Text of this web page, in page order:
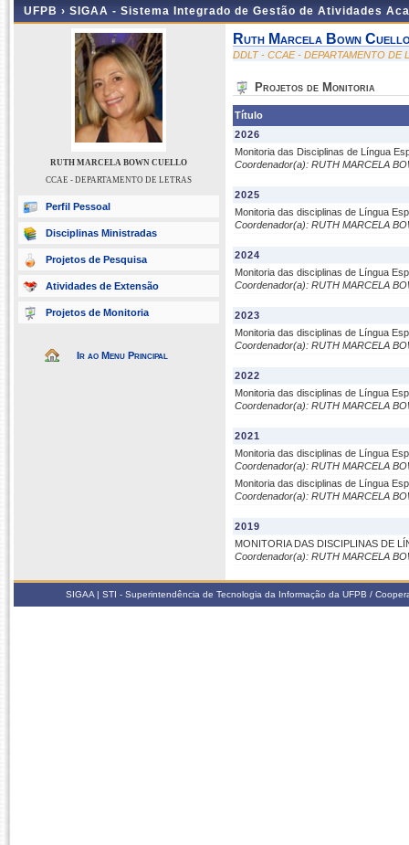
UFPB › SIGAA - Sistema Integrado de Gestão de Atividades
RUTH MARCELA BOWN CUELLO
CCAE - DEPARTAMENTO DE LETRAS
Perfil Pessoal
Disciplinas Ministradas
Projetos de Pesquisa
Atividades de Extensão
Projetos de Monitoria
Ir ao Menu Principal
Ruth Marcela Bown
DDLT - CCAE - DEPARTAMENTO DE
Projetos de Monitoria
Título
2026
Monitoria das Disciplinas de Língua
Coordenador(a): RUTH MARCELA
2025
Monitoria das disciplinas de Língua
Coordenador(a): RUTH MARCELA
2024
Monitoria das disciplinas de Língua
Coordenador(a): RUTH MARCELA
2023
Monitoria das disciplinas de Língua
Coordenador(a): RUTH MARCELA
2022
Monitoria das disciplinas de Língua
Coordenador(a): RUTH MARCELA
2021
Monitoria das disciplinas de Língua
Coordenador(a): RUTH MARCELA
Monitoria das disciplinas de Língua
Coordenador(a): RUTH MARCELA
2019
MONITORIA DAS DISCIPLINAS DE
Coordenador(a): RUTH MARCELA
SIGAA | STI - Superintendência de Tecnologia da Informação da UFPB /